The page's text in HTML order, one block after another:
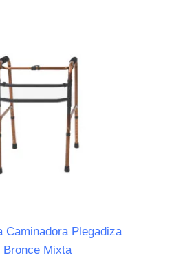
Caminadora Plegadiza
Bronce Mixta